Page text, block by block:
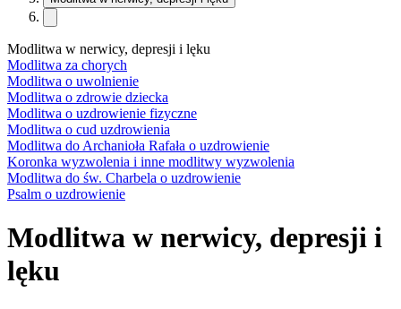
Modlitwa w nerwicy, depresji i lęku
Modlitwa za chorych
Modlitwa o uwolnienie
Modlitwa o zdrowie dziecka
Modlitwa o uzdrowienie fizyczne
Modlitwa o cud uzdrowienia
Modlitwa do Archanioła Rafała o uzdrowienie
Koronka wyzwolenia i inne modlitwy wyzwolenia
Modlitwa do św. Charbela o uzdrowienie
Psalm o uzdrowienie
Modlitwa w nerwicy, depresji i
lęku